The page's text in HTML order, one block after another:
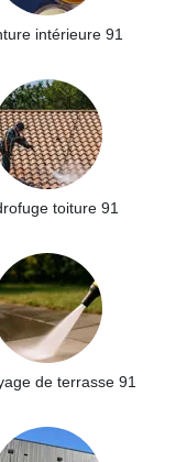
intérieure 91
toiture 91
de terrasse 91